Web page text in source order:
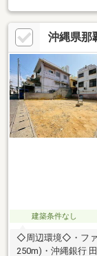
沖縄県那
建築条件なし
◇周辺環境◇・ファ
250m)・沖縄銀行